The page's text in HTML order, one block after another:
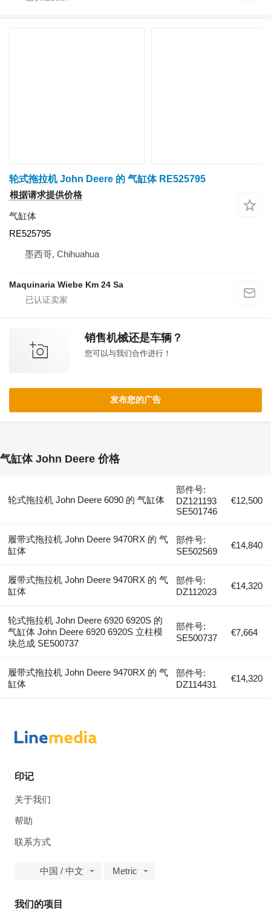
轮式拖拉机 John Deere 的 气缸体 RE525795
根据请求提供价格
气缸体
RE525795
墨西哥, Chihuahua
Maquinaria Wiebe Km 24 Sa
销售机械还是车辆？
您可以与我们合作进行！
发布您的广告
气缸体 John Deere 价格
轮式拖拉机 John Deere 6090 的 气缸体
部件号:
DZ121193
SE501746
€12,500
履带式拖拉机 John Deere 9470RX 的 气
缸体
部件号:
SE502569
€14,840
履带式拖拉机 John Deere 9470RX 的 气
缸体
部件号:
DZ112023
€14,320
轮式拖拉机 John Deere 6920 6920S 的
气缸体 John Deere 6920 6920S 立柱模
块总成 SE500737
部件号:
SE500737
€7,664
履带式拖拉机 John Deere 9470RX 的 气
缸体
部件号:
DZ114431
€14,320
印记
关于我们
帮助
联系方式
中国 / 中文 Metric
我们的项目